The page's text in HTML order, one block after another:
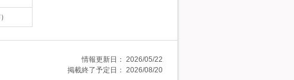
情報更新日： 2026/05/22
掲載終了予定日： 2026/08/20